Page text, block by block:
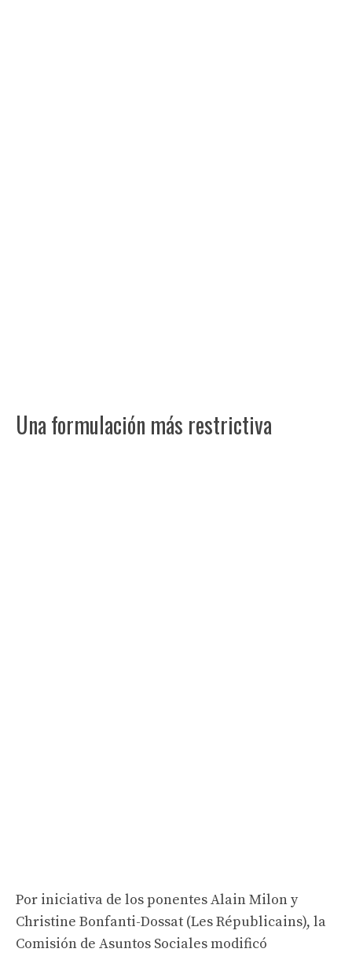
Una formulación más restrictiva
Por iniciativa de los ponentes Alain Milon y
Christine Bonfanti-Dossat (Les Républicains), la
Comisión de Asuntos Sociales modificó